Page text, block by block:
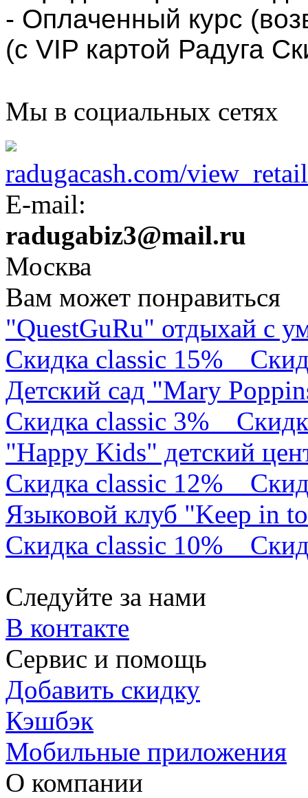
- Оплаченный курс
(с VIP картой Радуга
Мы в социальных сетях
radugacash.com/
E-mail:
radugabiz3@mail.ru
Москва
Вам может понравиться
"QuestGuRu" отдыхай с
Скидка classic 15%
Детский сад "Mary
Скидка classic 3%
"Happy Kids" детский
Скидка classic 12%
Языковой клуб "Keep in
Скидка classic 10%
Следуйте за нами
В контакте
Сервис и помощь
Добавить скидку
Кэшбэк
Мобильные приложения
О компании